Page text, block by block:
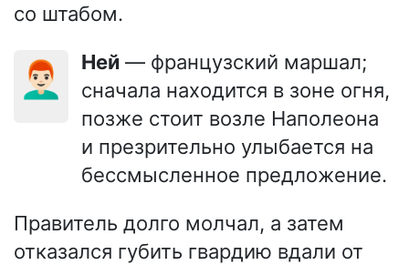
со штабом.
👨🏻‍🦰 Ней — французский маршал;
сначала находится в зоне огня,
позже стоит возле Наполеона
и презрительно улыбается на
бессмысленное предложение.
Правитель долго молчал, а затем
отказался губить гвардию вдали от